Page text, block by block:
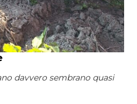
davvero sembrano quasi